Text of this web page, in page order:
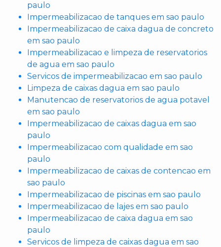
paulo
Impermeabilizacao de tanques em sao paulo
Impermeabilizacao de caixa dagua de concreto
em sao paulo
Impermeabilizacao e limpeza de reservatorios
de agua em sao paulo
Servicos de impermeabilizacao em sao paulo
Limpeza de caixas dagua em sao paulo
Manutencao de reservatorios de agua potavel
em sao paulo
Impermeabilizacao de caixas dagua em sao
paulo
Impermeabilizacao com qualidade em sao
paulo
Impermeabilizacao de caixas de contencao em
sao paulo
Impermeabilizacao de piscinas em sao paulo
Impermeabilizacao de lajes em sao paulo
Impermeabilizacao de caixa dagua em sao
paulo
Servicos de limpeza de caixas dagua em sao